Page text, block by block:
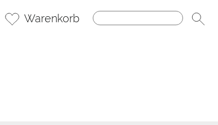
Warenkorb